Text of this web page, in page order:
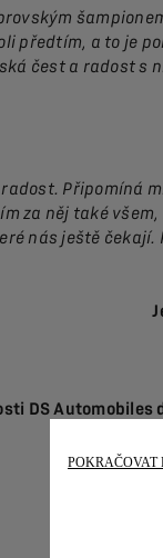
předtím, a to je
čest a radost s
Připomíná
za něj také
nás ještě
DS Automobiles
POKRAČOVAT